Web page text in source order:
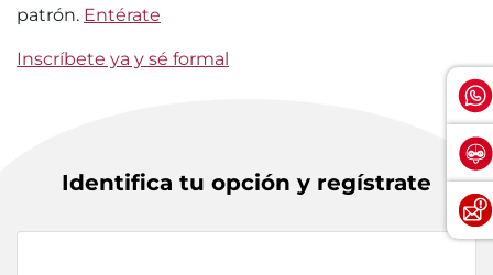
patrón. Entérate
Inscríbete ya y sé formal
Identifica tu opción y regístrate